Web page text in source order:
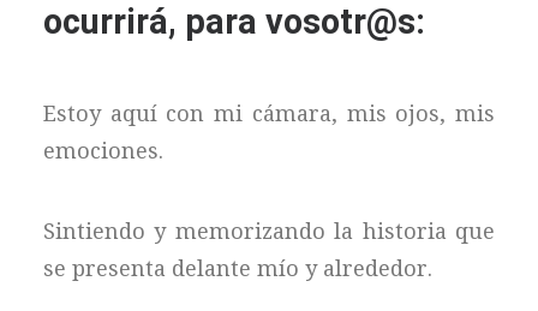
ocurrirá, para vosotr@s:
Estoy aquí con mi cámara, mis ojos, mis
emociones.
Sintiendo y memorizando la historia que
se presenta delante mío y alrededor.